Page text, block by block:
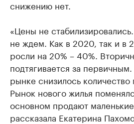
снижению нет.
«Цены не
не ждем. Как в 2020, так и в
росли на 20% – 40%.
подтягивается за
рынке снизилось количество
Рынок нового жилья
основном продают
рассказала Екатерина